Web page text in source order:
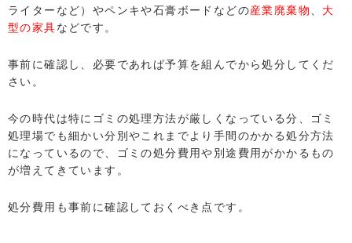
ライターなど）やペンキや石膏ボードなどの産業廃棄物
大
型の家具などです。
事前に確認し、必要であれば予算を組んでから処分してくだ
さい。
今の時代は特にゴミの処理方法が厳しくなっている分、ゴミ
処理場でも細かい分別やこれまでより手間のかかる処分方法
になっているので、ゴミの処分費用や別途費用がかかるもの
が増えてきています。
処分費用も事前に確認しておくべき点です。